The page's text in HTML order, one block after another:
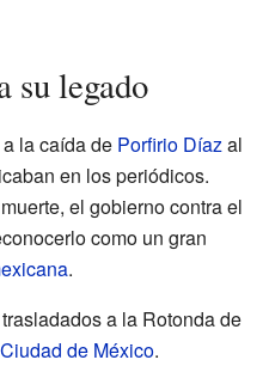
su legado
la caída de Porfirio Díazal
en los periódicos.
el gobierno contra el
como un gran
.
a la Rotonda de
Ciudad de México.